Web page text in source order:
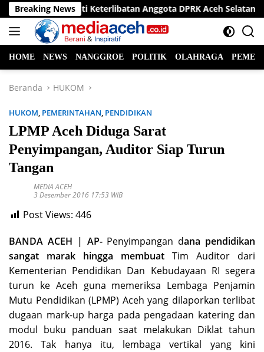
Langsung
ke
konten
Breaking News
Soroti Keterlibatan Anggota DPRK Aceh Selatan dalam
HOME NEWS NANGGROE POLITIK OLAHRAGA
Beranda HUKOM
HUKOM, PEMERINTAHAN, PENDIDIKAN
LPMP Aceh Diduga Sarat
Penyimpangan, Auditor Siap Turun
Tangan
MEDIA ACEH
3 Desember 2016 17:53 WIB
Post Views: 446
BANDA ACEH | AP- Penyimpangan dana pendidikan
sangat marak hingga membuat Tim Auditor dari
Kementerian Pendidikan Dan Kebudayaan RI segera
turun ke Aceh guna memeriksa Lembaga Penjamin
Mutu Pendidikan (LPMP) Aceh yang dilaporkan terlibat
dugaan mark-up harga pada pengadaan katering dan
modul buku panduan saat melakukan Diklat tahun
2016. Tak hanya itu, lembaga vertikal yang kini